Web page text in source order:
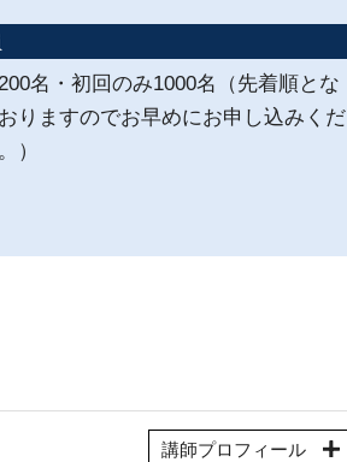
名・初回のみ1000名（先着順とな
りますのでお早めにお申し込みくだ
）
講師プロフィール